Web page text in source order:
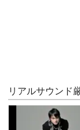
リアルサウンド